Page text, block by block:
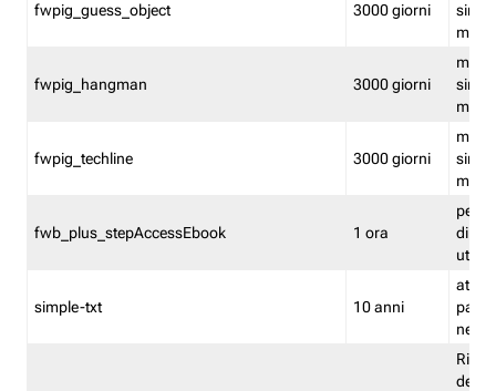
fwpig_guess_object 3000 giorni
fwpig_hangman 3000 giorni
fwpig_techline 3000 giorni
fwb_plus_stepAccessEbook 1 ora
di un
simple-txt 10 anni
attiva